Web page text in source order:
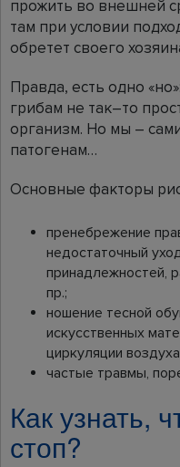
прожить во внешней
там при условии
обретет своего
Правда, есть одно
грибам не так–то
организм. Но мы –
патогенам…
Основные факторы
пренебрежение
недостаточный
принадлежностей,
пр.;
ношение тесной
искусственных
циркуляции
частые травмы,
Как узнать,
стоп?